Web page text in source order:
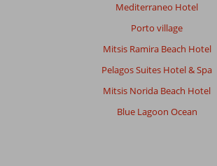
Mediterraneo Hotel
Porto village
Mitsis Ramira Beach Hotel
Pelagos Suites Hotel & Spa
Mitsis Norida Beach Hotel
Blue Lagoon Ocean